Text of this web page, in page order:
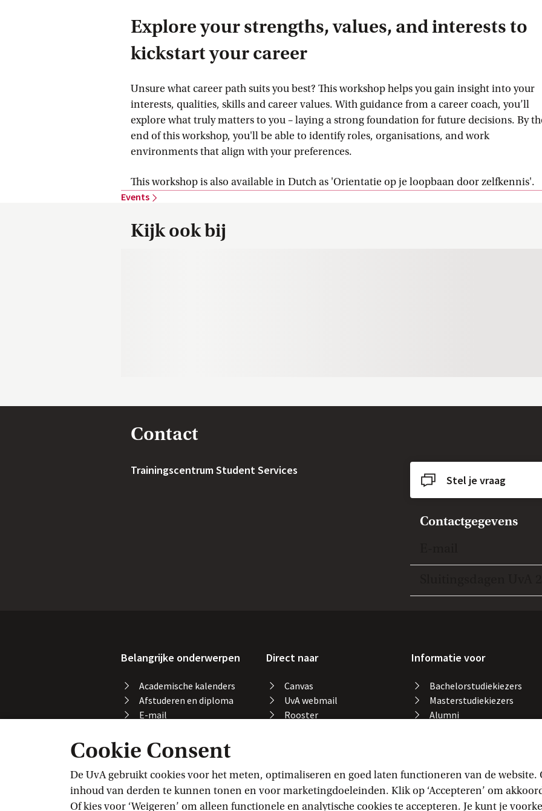
Cookie Consent
De UvA gebruikt cookies voor het meten, optimaliseren en goed laten functioneren van de website.
inhoud van derden te kunnen tonen en voor marketingdoeleinden. Klik op ‘Accepteren’ om
Of kies voor ‘Weigeren’ om alleen functionele en analytische cookies te accepteren. Je kunt je
Explore your strengths, values, and interests to
kickstart your career
Unsure what career path suits you best? This workshop helps you gain insight into your
interests, qualities, skills and career values. With guidance from a career coach, you’ll
explore what truly matters to you – laying a strong foundation for future decisions. By
end of this workshop, you'll be able to identify roles, organisations, and work
environments that align with your preferences.
This workshop is also available in Dutch as 'Orientatie op je loopbaan door zelfkennis'.
Events
Kijk ook bij
Contact
Trainingscentrum Student Services
Stel je vraag
Contactgegevens
Belangrijke onderwerpen
Academische kalenders
Afstuderen en diploma
E-mail
scannen
Studeren in het buitenland
Vakaanmelding
VPN
Wifi
Direct naar
Canvas
UvA webmail
Rooster
Gevonden voorwerpen
Studieresultaten
Vakaanmelding
Informatie voor
Bachelorstudiekiezers
Masterstudiekiezers
Alumni